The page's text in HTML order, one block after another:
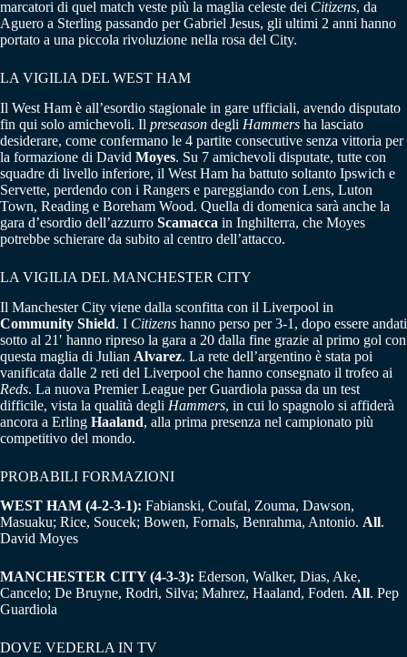
marcatori di quel match veste più la maglia celeste dei Citizens, da
Aguero a Sterling passando per Gabriel Jesus, gli ultimi 2 anni hanno
portato a una piccola rivoluzione nella rosa del City.
LA VIGILIA DEL WEST HAM
Il West Ham è all’esordio stagionale in gare ufficiali, avendo disputato
fin qui solo amichevoli. Il preseason degli Hammers ha lasciato
desiderare, come confermano le 4 partite consecutive senza vittoria per
la formazione di David Moyes. Su 7 amichevoli disputate, tutte con
squadre di livello inferiore, il West Ham ha battuto soltanto Ipswich e
Servette, perdendo con i Rangers e pareggiando con Lens, Luton
Town, Reading e Boreham Wood. Quella di domenica sarà anche la
gara d’esordio dell’azzurro Scamacca in Inghilterra, che Moyes
potrebbe schierare da subito al centro dell’attacco.
LA VIGILIA DEL MANCHESTER CITY
Il Manchester City viene dalla sconfitta con il Liverpool in
Community Shield. I Citizens hanno perso per 3-1, dopo essere andati
sotto al 21′ hanno ripreso la gara a 20 dalla fine grazie al primo gol con
questa maglia di Julian Alvarez. La rete dell’argentino è stata poi
vanificata dalle 2 reti del Liverpool che hanno consegnato il trofeo ai
Reds. La nuova Premier League per Guardiola passa da un test
difficile, vista la qualità degli Hammers, in cui lo spagnolo si affiderà
ancora a Erling Haaland, alla prima presenza nel campionato più
competitivo del mondo.
PROBABILI FORMAZIONI
WEST HAM (4-2-3-1): Fabianski, Coufal, Zouma, Dawson,
Masuaku; Rice, Soucek; Bowen, Fornals, Benrahma, Antonio. All.
David Moyes
MANCHESTER CITY (4-3-3): Ederson, Walker, Dias, Ake,
Cancelo; De Bruyne, Rodri, Silva; Mahrez, Haaland, Foden. All. Pep
Guardiola
DOVE VEDERLA IN TV